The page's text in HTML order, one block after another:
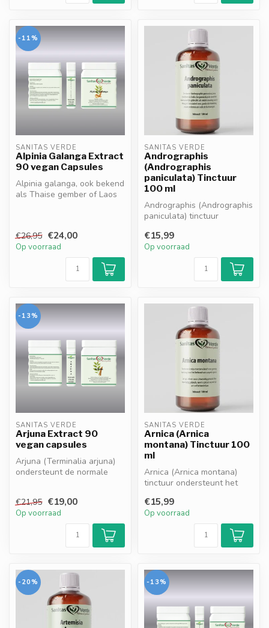
-11%
SANITAS VERDE
Alpinia Galanga Extract
90 vegan Capsules
Alpinia galanga, ook bekend
als Thaise gember of Laos
€26,95 €24,00
Op voorraad
SANITAS VERDE
Andrographis
(Andrographis
paniculata) Tinctuur
100 ml
Andrographis (Andrographis
paniculata) tinctuur
immu...
€15,99
Op voorraad
-13%
SANITAS VERDE
Arjuna Extract 90
vegan capsules
Arjuna (Terminalia arjuna)
ondersteunt de normale
€21,95 €19,00
Op voorraad
SANITAS VERDE
Arnica (Arnica
montana) Tinctuur 100
ml
Arnica (Arnica montana)
tinctuur ondersteunt het
gewricht...
€15,99
Op voorraad
-20% -13%